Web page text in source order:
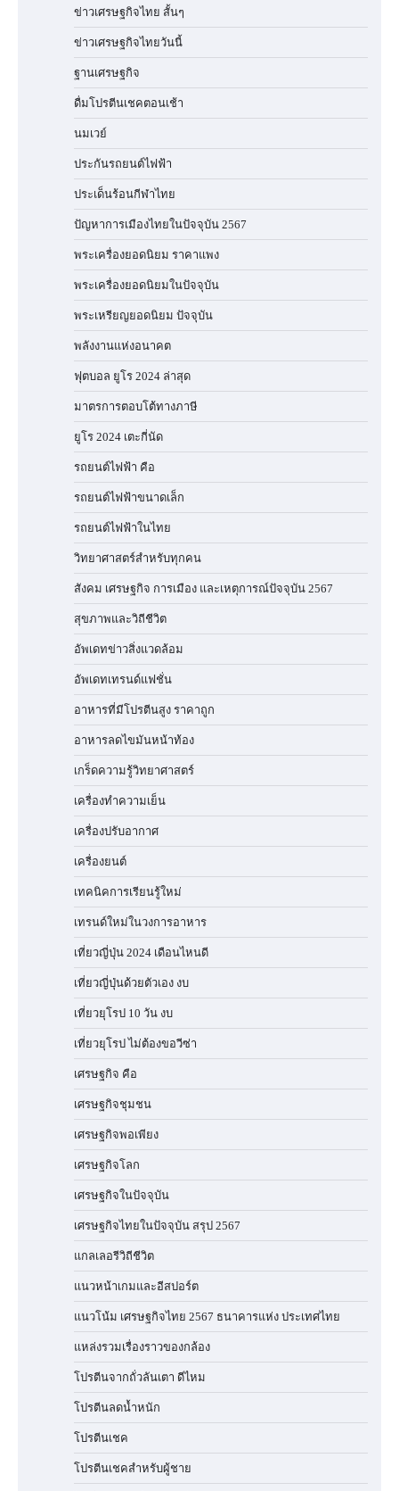
ข่าวเศรษฐกิจไทย สั้นๆ
ข่าวเศรษฐกิจไทยวันนี้
ฐานเศรษฐกิจ
ดื่มโปรตีนเชคตอนเช้า
นมเวย์
ประกันรถยนต์ไฟฟ้า
ประเด็นร้อนกีฬาไทย
ปัญหาการเมืองไทยในปัจจุบัน 2567
พระเครื่องยอดนิยม ราคาแพง
พระเครื่องยอดนิยมในปัจจุบัน
พระเหรียญยอดนิยม ปัจจุบัน
พลังงานแห่งอนาคต
ฟุตบอล ยูโร 2024 ล่าสุด
มาตรการตอบโต้ทางภาษี
ยูโร 2024 เตะกี่นัด
รถยนต์ไฟฟ้า คือ
รถยนต์ไฟฟ้าขนาดเล็ก
รถยนต์ไฟฟ้าในไทย
วิทยาศาสตร์สำหรับทุกคน
สังคม เศรษฐกิจ การเมือง และเหตุการณ์ปัจจุบัน 2567
สุขภาพและวิถีชีวิต
อัพเดทข่าวสิ่งแวดล้อม
อัพเดทเทรนด์แฟชั่น
อาหารที่มีโปรตีนสูง ราคาถูก
อาหารลดไขมันหน้าท้อง
เกร็ดความรู้วิทยาศาสตร์
เครื่องทำความเย็น
เครื่องปรับอากาศ
เครื่องยนต์
เทคนิคการเรียนรู้ใหม่
เทรนด์ใหม่ในวงการอาหาร
เที่ยวญี่ปุ่น 2024 เดือนไหนดี
เที่ยวญี่ปุ่นด้วยตัวเอง งบ
เที่ยวยุโรป 10 วัน งบ
เที่ยวยุโรป ไม่ต้องขอวีซ่า
เศรษฐกิจ คือ
เศรษฐกิจชุมชน
เศรษฐกิจพอเพียง
เศรษฐกิจโลก
เศรษฐกิจในปัจจุบัน
เศรษฐกิจไทยในปัจจุบัน สรุป 2567
แกลเลอรีวิถีชีวิต
แนวหน้าเกมและอีสปอร์ต
แนวโน้ม เศรษฐกิจไทย 2567 ธนาคารแห่ง ประเทศไทย
แหล่งรวมเรื่องราวของกล้อง
โปรตีนจากถั่วลันเตา ดีไหม
โปรตีนลดน้ำหนัก
โปรตีนเชค
โปรตีนเชคสำหรับผู้ชาย